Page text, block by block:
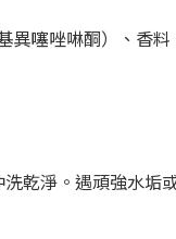
異噻唑啉酮）、香料
乾淨。遇頑強水垢